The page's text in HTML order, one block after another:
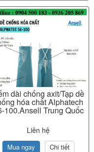
dài chống axit/Tạp dề
hóa chất Alphatech
100.Ansell Trung Quốc
Liên hệ
Mua ngay Chi tiết